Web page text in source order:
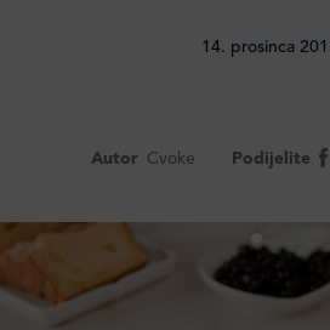
14. prosinca
Autor Cvoke Podijelite